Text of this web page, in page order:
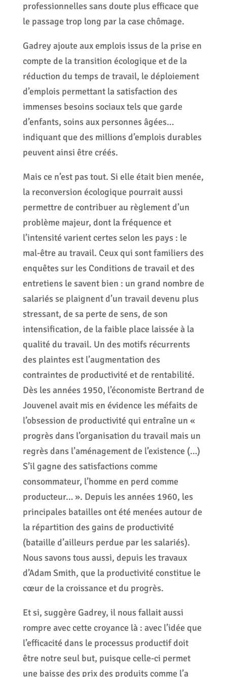
professionnelles sans doute plus efficace que
le passage trop long par la case chômage.
Gadrey ajoute aux emplois issus de la prise en
compte de la transition écologique et de la
réduction du temps de travail, le déploiement
d’emplois permettant la satisfaction des
immenses besoins sociaux tels que garde
d’enfants, soins aux personnes âgées…
indiquant que des millions d’emplois durables
peuvent ainsi être créés.
Mais ce n’est pas tout. Si elle était bien menée,
la reconversion écologique pourrait aussi
permettre de contribuer au règlement d’un
problème majeur, dont la fréquence et
l’intensité varient certes selon les pays : le
mal-être au travail. Ceux qui sont familiers des
enquêtes sur les Conditions de travail et des
entretiens le savent bien : un grand nombre de
salariés se plaignent d’un travail devenu plus
stressant, de sa perte de sens, de son
intensification, de la faible place laissée à la
qualité du travail. Un des motifs récurrents
des plaintes est l’augmentation des
contraintes de productivité et de rentabilité.
Dès les années 1950, l’économiste Bertrand de
Jouvenel avait mis en évidence les méfaits de
l’obsession de productivité qui entraîne un «
progrès dans l’organisation du travail mais un
regrès dans l’aménagement de l’existence (…)
S’il gagne des satisfactions comme
consommateur, l’homme en perd comme
producteur… ». Depuis les années 1960, les
principales batailles ont été menées autour de
la répartition des gains de productivité
(bataille d’ailleurs perdue par les salariés).
Nous savons tous aussi, depuis les travaux
d’Adam Smith, que la productivité constitue le
cœur de la croissance et du progrès.
Et si, suggère Gadrey, il nous fallait aussi
rompre avec cette croyance là : avec l’idée que
l’efficacité dans le processus productif doit
être notre seul but, puisque celle-ci permet
une baisse des prix des produits comme l’a